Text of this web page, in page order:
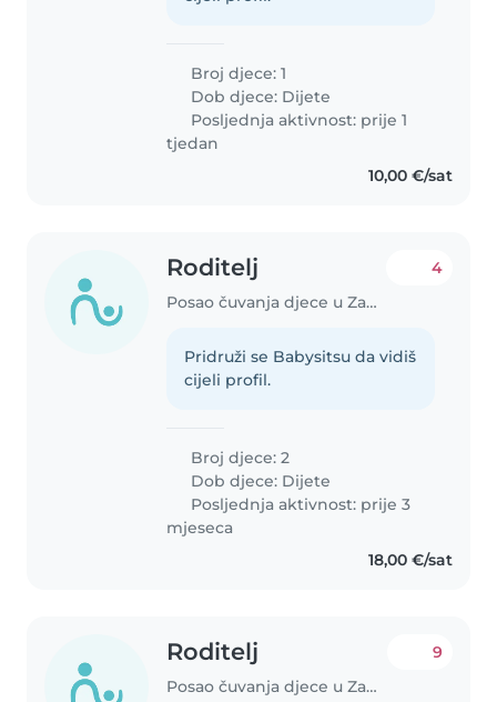
Broj djece: 1
Dob djece: Dijete
Posljednja aktivnost: prije 1
tjedan
10,00 €/sat
Roditelj
Posao čuvanja djece u Zadar
4
Pridruži se Babysitsu da vidiš
cijeli profil.
Broj djece: 2
Dob djece: Dijete
Posljednja aktivnost: prije 3
mjeseca
18,00 €/sat
Roditelj
Posao čuvanja djece u Zadar
9